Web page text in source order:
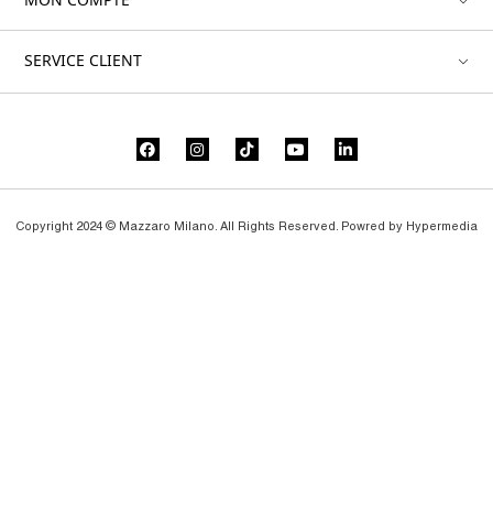
SERVICE CLIENT
Copyright 2024 © Mazzaro Milano. All Rights Reserved. Powred by Hypermedia